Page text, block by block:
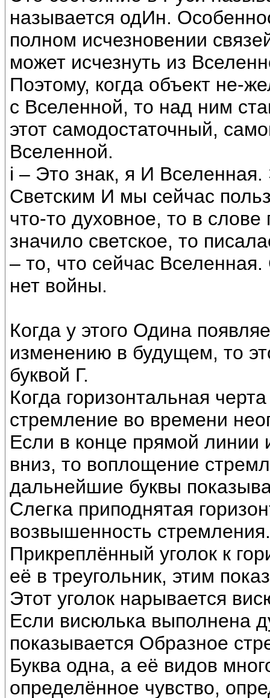
называется одИн.
полном исчезновении
может исчезнуть из
Поэтому, когда объект не-
с Вселенной, то над ним
этот самодостаточный,
Вселенной.
i – Это знак, я И
Светским И мы сейчас
что-то духовное, то в
значило светское, то
– то, что сейчас
нет войны.
Когда у этого Одина
изменению в будущем, то
буквой Г.
Когда горизонтальная
стремление во времени
Если в конце прямой линии
вниз, то воплощение
дальнейшие буквы
Слегка приподнятая
возвышенность стремления.
Прикреплённый уголок к
её в треугольник, этим
Этот уголок нарывается
Если висюлька выполнена
показывается Образное
Буква одна, а её видов
определённое чувство,